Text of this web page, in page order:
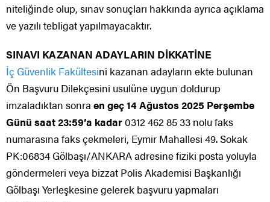
niteliğinde olup, sınav sonuçları hakkında ayrıca açıklama
ve yazılı tebligat yapılmayacaktır.
SINAVI KAZANAN ADAYLARIN DİKKATİNE
İç Güvenlik Fakültesini kazanan adayların ekte bulunan
Ön Başvuru Dilekçesini usulüne uygun doldurup
imzaladıktan sonra en geç 14 Ağustos 2025 Perşembe
Günü saat 23:59’a kadar0312 462 85 33 nolu faks
numarasına faks çekmeleri, Eymir Mahallesi 49. Sokak
PK:06834 Gölbaşı/ANKARA adresine fiziki posta yoluyla
göndermeleri veya bizzat Polis Akademisi Başkanlığı
Gölbaşı Yerleşkesine gelerek başvuru yapmaları